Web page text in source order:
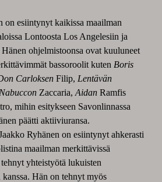
on esiintynyt kaikissa maailman
Lontoosta Los Angelesiin ja
ohjelmistoonsa ovat kuuluneet
bassoroolit kuten Boris
CarloksenFilip, Lentävän
NabucconZaccaria, AidanRamfis
mihin esitykseen Savonlinnassa
päätti aktiiviuransa.
Ryhänen on esiintynyt ahkerasti
maailman merkittävissä
yhteistyötä lukuisten
Hän on tehnyt myös